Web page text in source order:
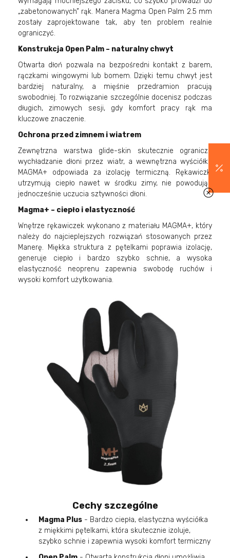
„zabetonowanych” rąk. Manera Magma Open Palm 2.5 mm
zostały zaprojektowane tak, aby ten problem realnie
ograniczyć.
Konstrukcja Open Palm – naturalny chwyt
Otwarta dłoń pozwala na bezpośredni kontakt z barem,
rączkami wingowymi lub bomem. Dzięki temu chwyt jest
bardziej naturalny, a mięśnie przedramion pracują
swobodniej. To rozwiązanie szczególnie docenisz podczas
długich, zimowych sesji, gdy komfort pracy rąk ma
kluczowe znaczenie.
Ochrona przed zimnem i wiatrem
Zewnętrzna warstwa glide-skin skutecznie ogranicza
wychładzanie dłoni przez wiatr, a wewnętrzna wyściółka
MAGMA+ odpowiada za izolację termiczną. Rękawiczki
utrzymują ciepło nawet w środku zimy, nie powodując
jednocześnie uczucia sztywności dłoni.
Magma+ – ciepło i elastyczność
Wnętrze rękawiczek wykonano z materiału MAGMA+, który
należy do najcieplejszych rozwiązań stosowanych przez
Manerę. Miękka struktura z pętelkami poprawia izolację,
generuje ciepło i bardzo szybko schnie, a wysoka
elastyczność neoprenu zapewnia swobodę ruchów i
wysoki komfort użytkowania.
Cechy szczególne
Magma Plus - Bardzo ciepła, elastyczna wyściółka
z miękkimi pętelkami, która skutecznie izoluje,
szybko schnie i zapewnia wysoki komfort termiczny